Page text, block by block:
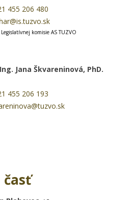
455 206 480
komisie AS TUZVO
Jana Škvareninová, PhD.
455 206 193
časť